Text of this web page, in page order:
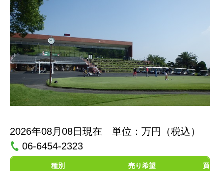
2026年08月08日現在 単位：万円（税込）
06-6454-2323
種別 売り希望 買い